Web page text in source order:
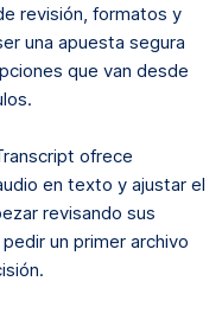
revisión, formatos y
una apuesta segura
que van desde
ofrece
en texto y ajustar el
revisando sus
un primer archivo